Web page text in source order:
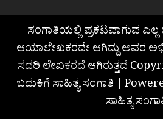
ಸಂಗಾತಿಯಲ್ಲಿ ಪ್ರಕಟವಾಗುವ ಎಲ್ಲ
ಆಯಾಲೇಖಕರದೇ ಆಗಿದ್ದು ಅವರ
ಸದರಿ ಲೇಖಕರದೆ ಆಗಿರುತ್ತದೆ
ಬದುಕಿಗೆ ಸಾಹಿತ್ಯ ಸಂಗಾತಿ |
ಸಾಹಿತ್ಯ